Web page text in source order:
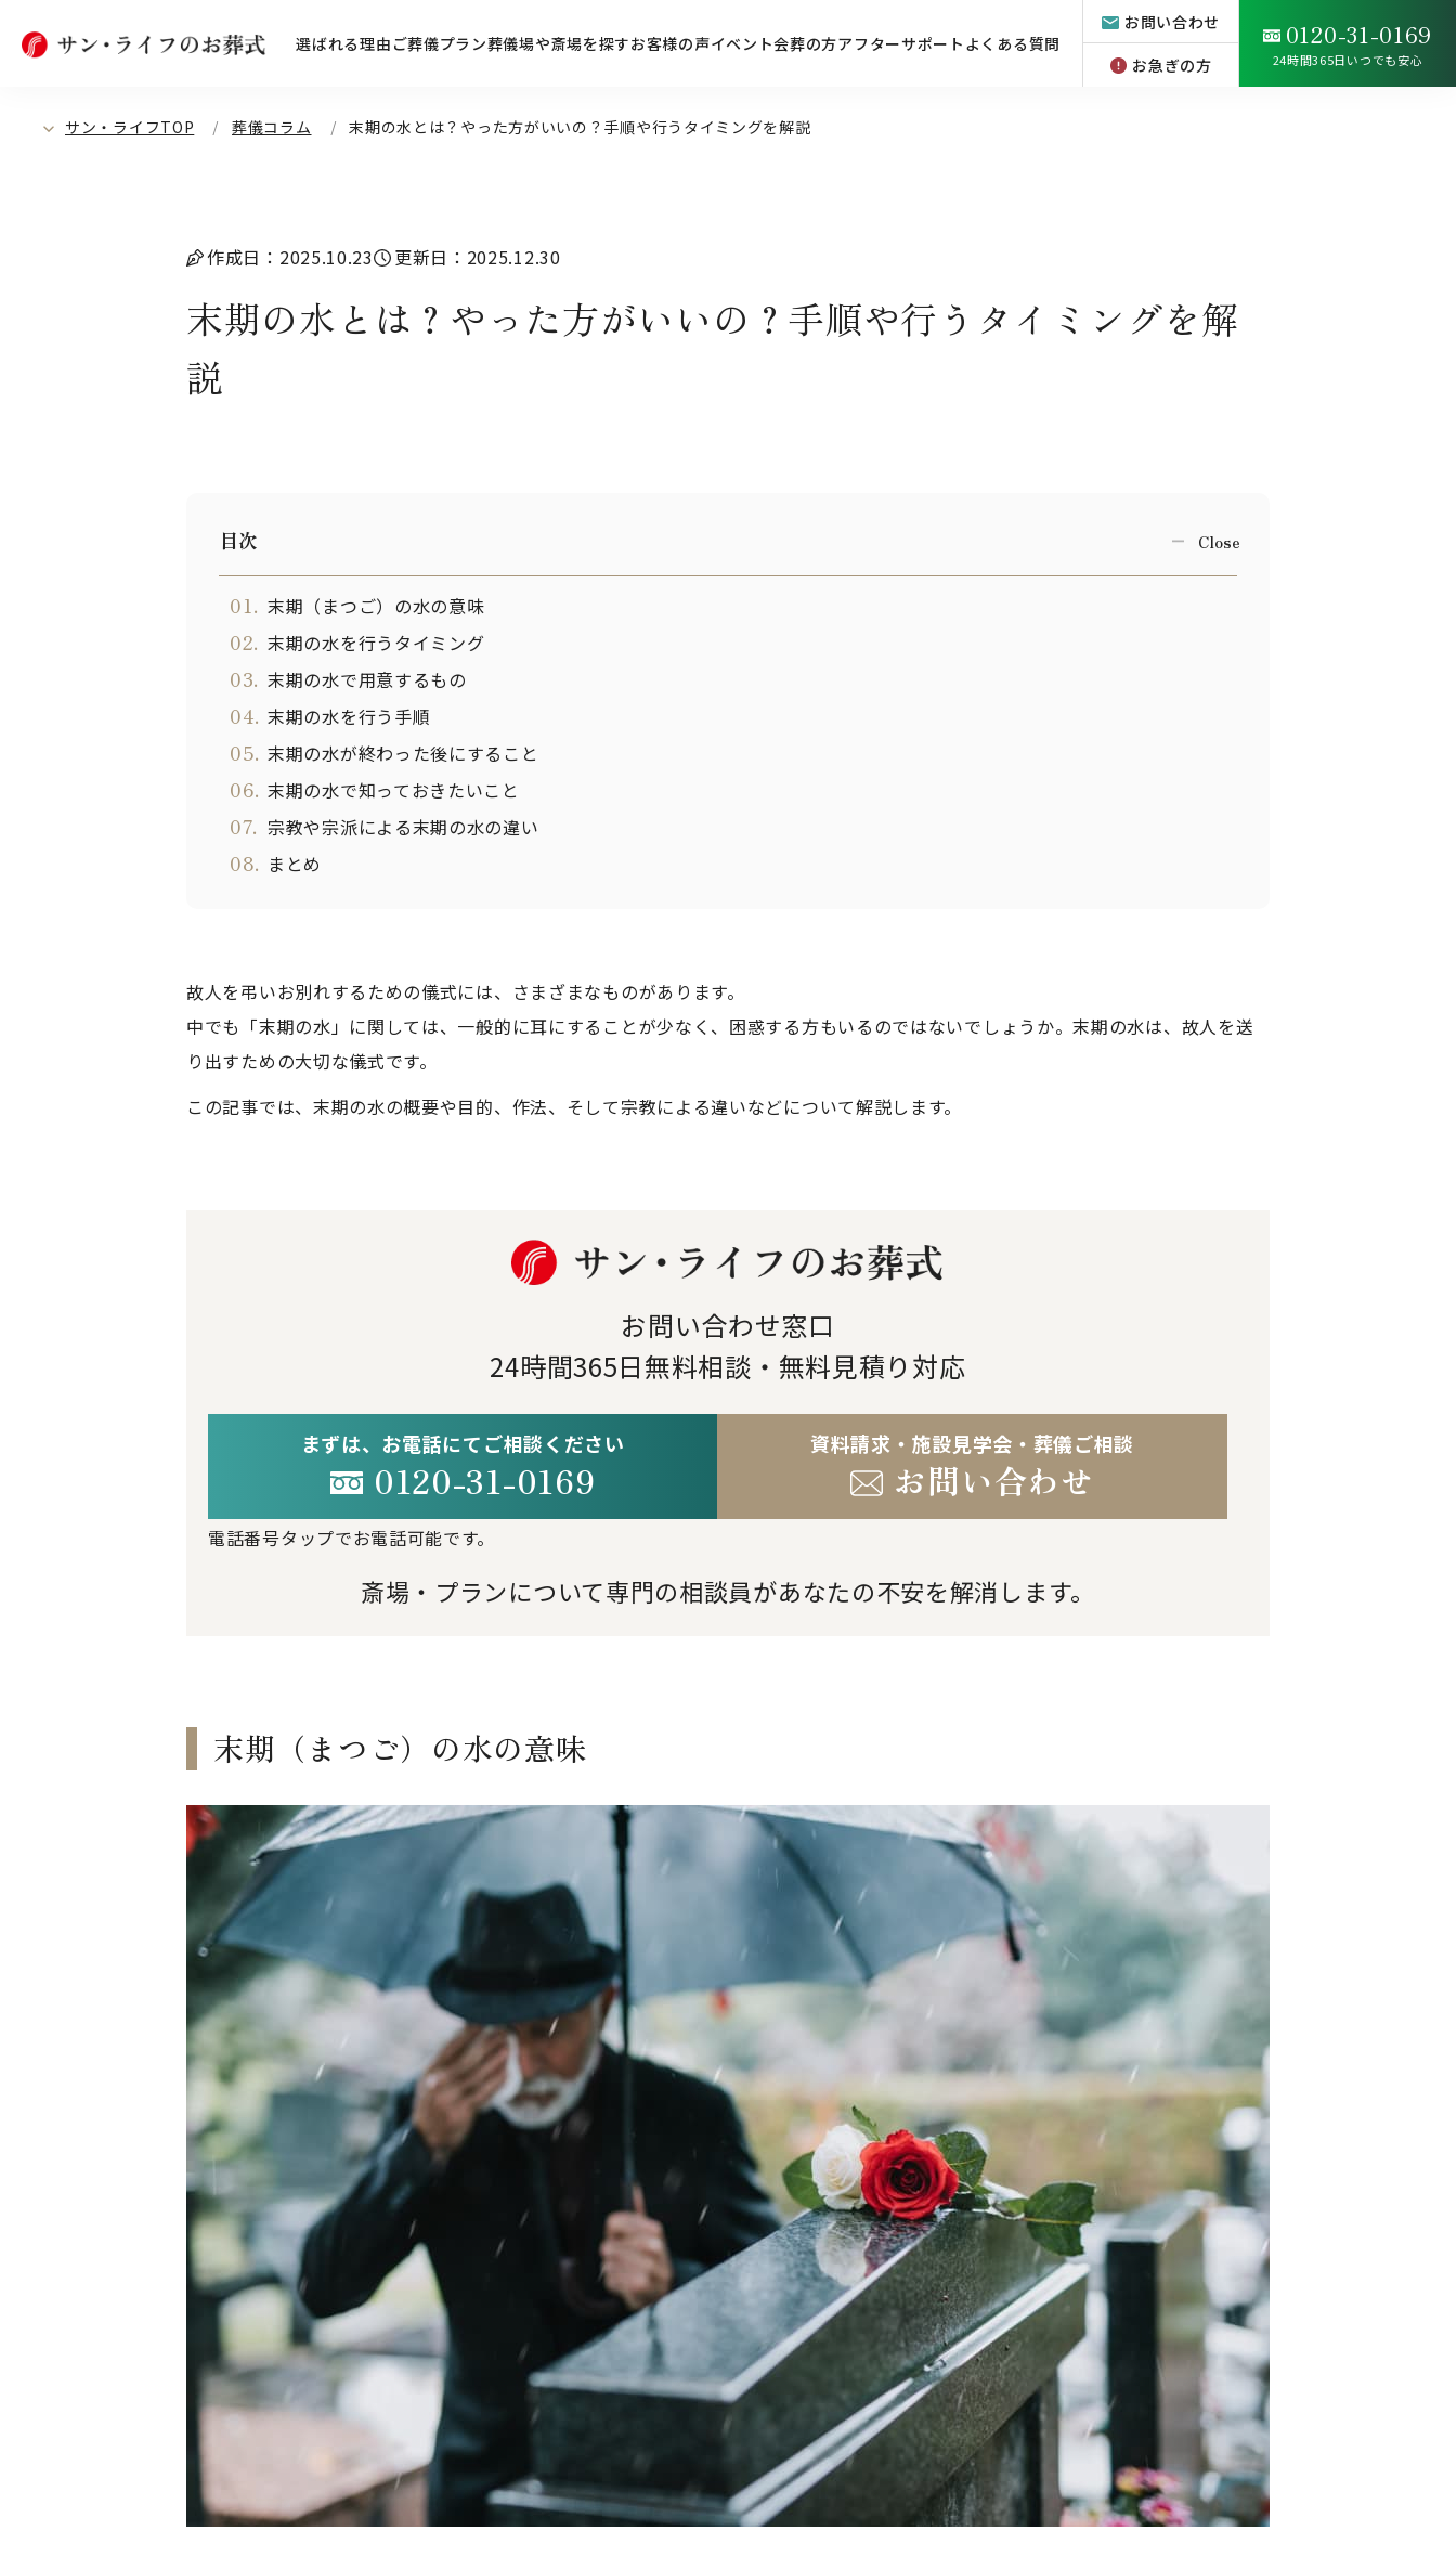
選ばれる理由 ご葬儀プラン葬儀場や斎場を探すお客様の声イベント会葬の方アフターサポート よくある質問
お問い合わせ
お急ぎの方
0120-31-0169
24時間365日いつでも安心
サン・ライフTOP 葬儀コラム 末期の水とは？やった方がいいの？手順や行うタイミングを解説
作成日：2025.10.23 更新日：2025.12.30
末期の水とは？やった方がいいの？手順や行うタイミングを解
説
目次
01. 末期（まつご）の水の意味
02. 末期の水を行うタイミング
03. 末期の水で用意するもの
04. 末期の水を行う手順
05. 末期の水が終わった後にすること
06. 末期の水で知っておきたいこと
07. 宗教や宗派による末期の水の違い
08. まとめ
故人を弔いお別れするための儀式には、さまざまなものがあります。
中でも「末期の水」に関しては、一般的に耳にすることが少なく、困惑する方もいるのではないでしょうか。末期の水は、故人を送
り出すための大切な儀式です。
この記事では、末期の水の概要や目的、作法、そして宗教による違いなどについて解説します。
お問い合わせ窓口
24時間365日無料相談・無料見積り対応
まずは、お電話にてご相談ください
0120-31-0169
電話番号タップでお電話可能です。
資料請求・施設見学会・葬儀ご相談
お問い合わせ
斎場・プランについて専門の相談員があなたの不安を解消します。
末期（まつご）の水の意味